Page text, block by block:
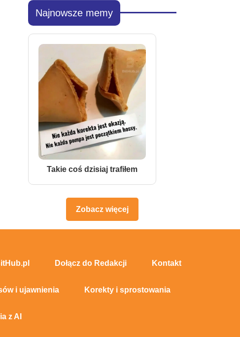
Najnowsze memy
Takie coś dzisiaj trafiłem
Zobacz więcej
Dołącz do Redakcji Kontakt
i ujawnienia Korekty i sprostowania
z AI